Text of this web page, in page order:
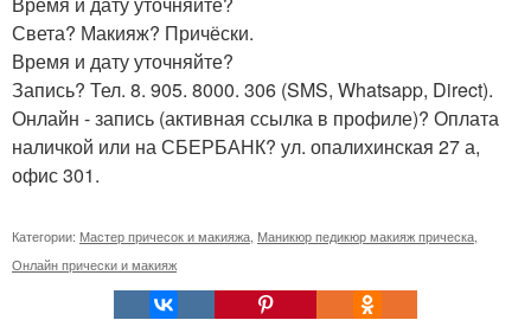
Света? Макияж? Причёски.
Время и дату уточняйте?
Запись? Тел. 8. 905. 8000. 306 (SMS, Whatsapp, Direct).
Онлайн - запись (активная ссылка в профиле)? Оплата
наличкой или на СБЕРБАНК? ул. опалихинская 27 а,
офис 301.
Категории: Мастер причесок и макияжа Маникюр педикюр макияж прическа
Онлайн прически и макияж